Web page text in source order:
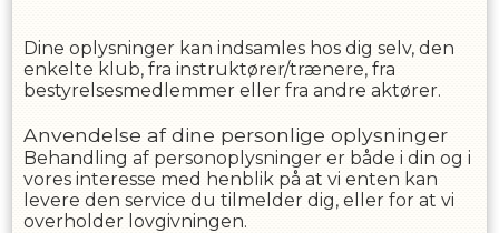
Dine oplysninger kan indsamles hos dig selv, den
enkelte klub, fra instruktører/trænere, fra
bestyrelsesmedlemmer eller fra andre aktører.
Anvendelse af dine personlige oplysninger
Behandling af personoplysninger er både i din og i
vores interesse med henblik på at vi enten kan
levere den service du tilmelder dig, eller for at vi
overholder lovgivningen.